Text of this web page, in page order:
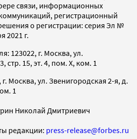
связи, информационных
регистрационный
о регистрации: серия Эл №
2021 г.
123022, г. Москва, ул.
стр. 15, эт. 4, пом. X, ком. 1
Москва, ул. Звенигородская 2-я, д.
1
Николай Дмитриевич
редакции: press-release@forbes.ru